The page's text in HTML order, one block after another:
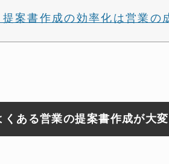
提案書作成の効率化は営業の
くある営業の提案書作成が大